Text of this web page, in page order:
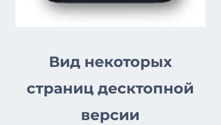
Вид некоторых
страниц десктопной
версии